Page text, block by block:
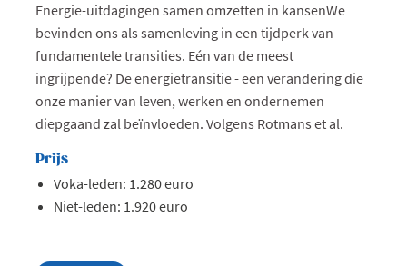
Energie-uitdagingen samen omzetten in kansenWe
bevinden ons als samenleving in een tijdperk van
fundamentele transities. Eén van de meest
ingrijpende? De energietransitie - een verandering die
onze manier van leven, werken en ondernemen
diepgaand zal beïnvloeden. Volgens Rotmans et al.
Prijs
Voka-leden: 1.280 euro
Niet-leden: 1.920 euro